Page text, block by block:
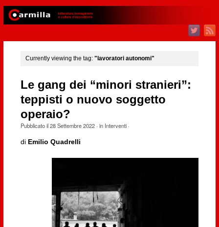
Currently viewing the tag: "lavoratori autonomi"
Le gang dei “minori stranieri”:
teppisti o nuovo soggetto
operaio?
Pubblicato il28 Settembre 2022· in Interventi·
di Emilio Quadrelli